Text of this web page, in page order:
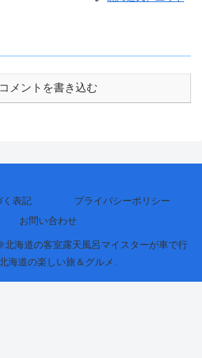
コメントを書き込む
く表記
プライバシーポリシー
お問い合わせ
海道の客室露天風呂マイスターが車で行
海道の楽しい旅＆グルメ.